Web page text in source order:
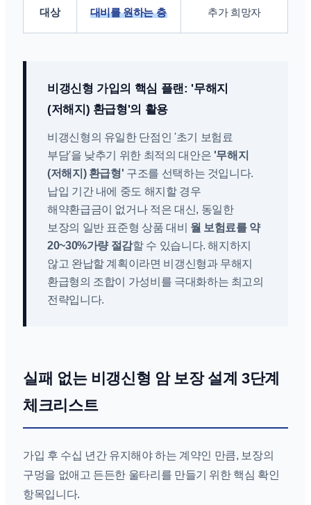
대상
대비를 원하는 층
추가 희망자
비갱신형 가입의 핵심 플랜: '무해지
(저해지) 환급형'의 활용
비갱신형의 유일한 단점인 '초기 보험료
부담'을 낮추기 위한 최적의 대안은 '무해지
(저해지) 환급형' 구조를 선택하는 것입니다.
납입 기간 내에 중도 해지할 경우
해약환급금이 없거나 적은 대신, 동일한
보장의 일반 표준형 상품 대비 월 보험료를 약
20~30%가량 절감할 수 있습니다. 해지하지
않고 완납할 계획이라면 비갱신형과 무해지
환급형의 조합이 가성비를 극대화하는 최고의
전략입니다.
실패 없는 비갱신형 암 보장 설계 3단계
체크리스트
가입 후 수십 년간 유지해야 하는 계약인 만큼, 보장의
구멍을 없애고 든든한 울타리를 만들기 위한 핵심 확인
항목입니다.